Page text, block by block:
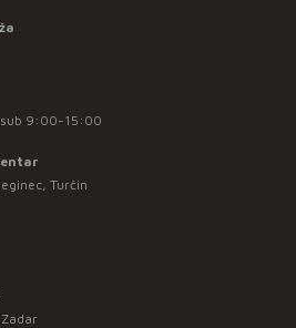
9:00-15:00
Turčin